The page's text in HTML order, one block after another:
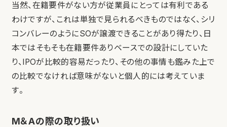
当然、在籍要件がない方が従業員にとっては有利である
わけですが、これは単独で見られるべきものではなく、シリ
コンバレーのようにSOが譲渡できることがあり得たり、日
本ではそもそも在籍要件ありベースでの設計にしていた
り、IPOが比較的容易だったり、その他の事情も鑑みた上で
の比較でなければ意味がないと個人的には考えていま
す。
M＆Aの際の取り扱い